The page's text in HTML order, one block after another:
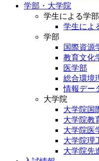
学部・大学院
学生による学
学生によ
学部
国際資源
教育文化
医学部
総合環境
情報デー
大学院
大学院国
大学院教
大学院医
大学院理
大学院先